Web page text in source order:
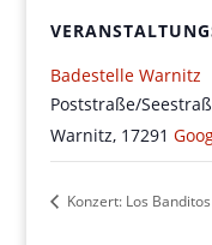
Badestelle Warnitz
Poststraße/
Warnitz, 17291
Konzert: Los Banditos